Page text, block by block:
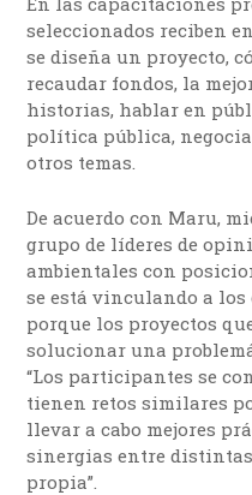
seleccionados reciben
se diseña un proyecto,
recaudar fondos, la
historias, hablar en
política pública,
otros temas.
De acuerdo con Maru,
grupo de líderes de
ambientales con
se está vinculando a los
porque los proyectos
solucionar una
“Los participantes se
tienen retos similares
llevar a cabo mejores
sinergias entre
propia”.